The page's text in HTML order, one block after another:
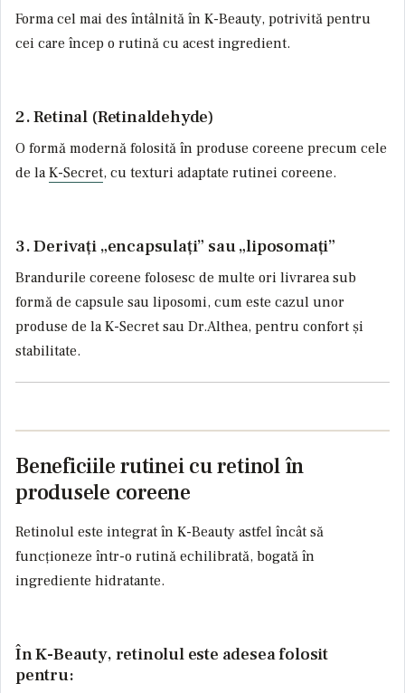
Forma cel mai des întâlnită în K-Beauty, potrivită pentru
cei care încep o rutină cu acest ingredient.
2. Retinal (Retinaldehyde)
O formă modernă folosită în produse coreene precum cele
de la K-Secret, cu texturi adaptate rutinei coreene.
3. Derivați „encapsulați” sau „liposomați”
Brandurile coreene folosesc de multe ori livrarea sub
formă de capsule sau liposomi, cum este cazul unor
produse de la K-Secret sau Dr.Althea, pentru confort și
stabilitate.
Beneficiile rutinei cu retinol în
produsele coreene
Retinolul este integrat în K-Beauty astfel încât să
funcționeze într-o rutină echilibrată, bogată în
ingrediente hidratante.
În K-Beauty, retinolul este adesea folosit
pentru: